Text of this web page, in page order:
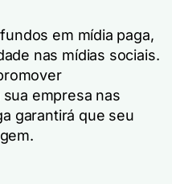
em mídia paga,
nas mídias sociais.
empresa nas
garantirá que seu